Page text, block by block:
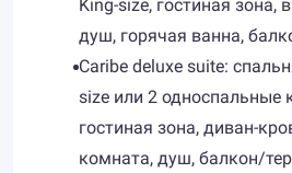
King-size, гостиная зона,
душ, горячая ванна,
Caribe deluxe suite:
size или 2 односпальные
гостиная зона, диван-
комната, душ, балкон/